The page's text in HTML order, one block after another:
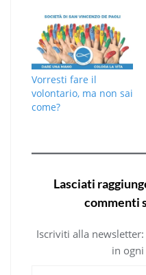
Vorresti fare il
volontario, ma non sai
come?
Lasciati
commenti
Iscriviti alla
in